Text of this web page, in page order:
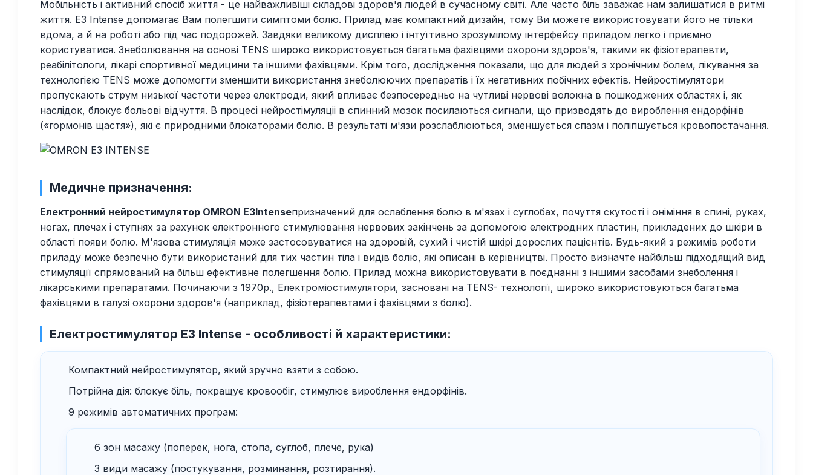
Мобільність і активний спосіб життя - це найважливіші складові здоров'я людей в сучасному світі. Але часто біль заважає нам залишатися в ритмі
життя. E3 Intense допомагає Вам полегшити симптоми болю. Прилад має компактний дизайн, тому Ви можете використовувати його не тільки
вдома, а й на роботі або під час подорожей. Завдяки великому дисплею і інтуїтивно зрозумілому інтерфейсу приладом легко і приємно
користуватися. Знеболювання на основі TENS широко використовується багатьма фахівцями охорони здоров'я, такими як фізіотерапевти,
реабілітологи, лікарі спортивної медицини та іншими фахівцями. Крім того, дослідження показали, що для людей з хронічним болем, лікування за
технологією TENS може допомогти зменшити використання знеболюючих препаратів і їх негативних побічних ефектів. Нейростімулятори
пропускають струм низької частоти через електроди, який впливає безпосередньо на чутливі нервові волокна в пошкоджених областях і, як
наслідок, блокує больові відчуття. В процесі нейростімуляціі в спинний мозок посилаються сигнали, що призводять до вироблення ендорфінів
(«гормонів щастя»), які є природними блокаторами болю. В результаті м'язи розслаблюються, зменшується спазм і поліпшується кровопостачання.
Медичне призначення:
Електронний нейростимулятор OMRON E3Intenseпризначений для ослаблення болю в м'язах і суглобах, почуття скутості і оніміння в спині, руках,
ногах, плечах і ступнях за рахунок електронного стимулювання нервових закінчень за допомогою електродних пластин, прикладених до шкіри в
області появи болю. М'язова стимуляція може застосовуватися на здоровій, сухий і чистій шкірі дорослих пацієнтів. Будь-який з режимів роботи
приладу може безпечно бути використаний для тих частин тіла і видів болю, які описані в керівництві. Просто визначте найбільш підходящий вид
стимуляції спрямований на більш ефективне полегшення болю. Прилад можна використовувати в поєднанні з іншими засобами знеболення і
лікарськими препаратами. Починаючи з 1970р., Електроміостимулятори, засновані на TENS- технології, широко використовуються багатьма
фахівцями в галузі охорони здоров'я (наприклад, фізіотерапевтами і фахівцями з болю).
Електростимулятор E3 Intense - особливості й характеристики:
Компактний нейростимулятор, який зручно взяти з собою.
Потрійна дія: блокує біль, покращує кровообіг, стимулює вироблення ендорфінів.
9 режимів автоматичних програм:
6 зон масажу (поперек, нога, стопа, суглоб, плече, рука)
3 види масажу (постукування, розминання, розтирання).